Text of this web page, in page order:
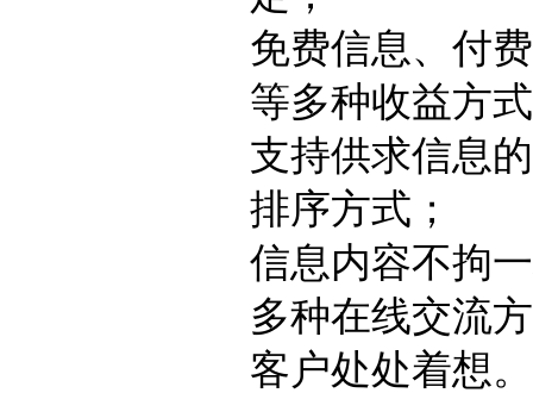
免费信息、付
等多种收益方
支持供求信息
排序方式；
信息内容不拘
多种在线交流
客户处处着想。